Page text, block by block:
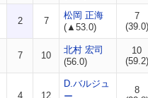
2 7
松岡 正海
(▲53.0)
7
(39.0)
7 10
北村 宏司
(56.0)
10
(59.2)
4 12
D.バルジュ
8